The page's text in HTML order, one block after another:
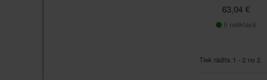
63,04 €
Ir noliktavā
Tiek rādīts 1 - 2 no 2